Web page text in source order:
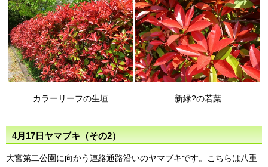
カラーリーフの生垣 新緑?の若葉
4月17日ヤマブキ（その2）
大宮第二公園に向かう連絡通路沿いのヤマブキです。こちらは八重